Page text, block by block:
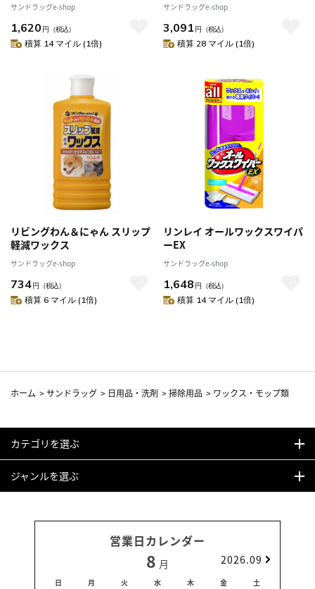
サンドラッグe-shop
1,620 円 （税込）
積算 14 マイル (1倍)
サンドラッグe-shop
3,091 円 （税込）
積算 28 マイル (1倍)
リビングわん＆にゃん スリップ
軽減ワックス
サンドラッグe-shop
734円 （税込）
積算 6 マイル (1倍)
リンレイ オールワックスワイパ
ーEX
サンドラッグe-shop
1,648 円 （税込）
積算 14 マイル (1倍)
ホーム >サンドラッグ > 日用品・洗剤 >掃除用品 > ワックス・モップ類
カテゴリを選ぶ
ジャンルを選ぶ
営業日カレンダー
8 月 2026.09
日 月 火 水 木 金 土